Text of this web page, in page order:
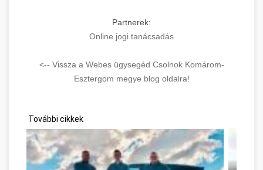
Partnerek:
Online jogi tanácsadás
<-- Vissza a Webes ügysegéd Csolnok Komárom-
Esztergom megye blog oldalra!
További cikkek